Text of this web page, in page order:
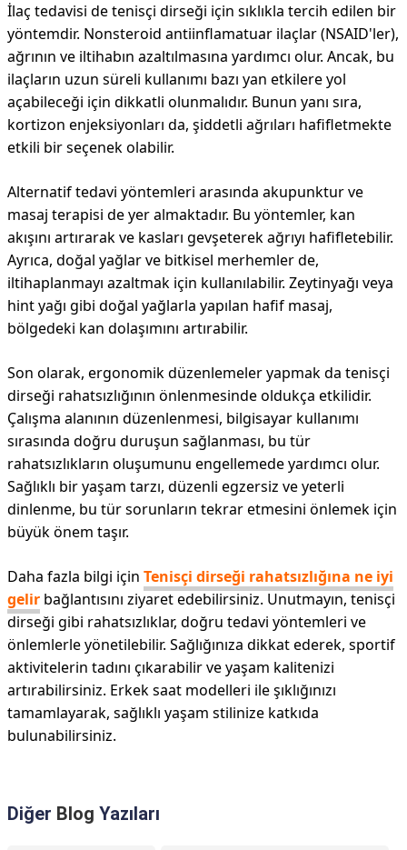
İlaç tedavisi de tenisçi dirseği için sıklıkla tercih edilen bir
yöntemdir. Nonsteroid antiinflamatuar ilaçlar (NSAID'ler),
ağrının ve iltihabın azaltılmasına yardımcı olur. Ancak, bu
ilaçların uzun süreli kullanımı bazı yan etkilere yol
açabileceği için dikkatli olunmalıdır. Bunun yanı sıra,
kortizon enjeksiyonları da, şiddetli ağrıları hafifletmekte
etkili bir seçenek olabilir.
Alternatif tedavi yöntemleri arasında akupunktur ve
masaj terapisi de yer almaktadır. Bu yöntemler, kan
akışını artırarak ve kasları gevşeterek ağrıyı hafifletebilir.
Ayrıca, doğal yağlar ve bitkisel merhemler de,
iltihaplanmayı azaltmak için kullanılabilir. Zeytinyağı veya
hint yağı gibi doğal yağlarla yapılan hafif masaj,
bölgedeki kan dolaşımını artırabilir.
Son olarak, ergonomik düzenlemeler yapmak da tenisçi
dirseği rahatsızlığının önlenmesinde oldukça etkilidir.
Çalışma alanının düzenlenmesi, bilgisayar kullanımı
sırasında doğru duruşun sağlanması, bu tür
rahatsızlıkların oluşumunu engellemede yardımcı olur.
Sağlıklı bir yaşam tarzı, düzenli egzersiz ve yeterli
dinlenme, bu tür sorunların tekrar etmesini önlemek için
büyük önem taşır.
Daha fazla bilgi için Tenisçi dirseği rahatsızlığına ne iyi
gelir bağlantısını ziyaret edebilirsiniz. Unutmayın, tenisçi
dirseği gibi rahatsızlıklar, doğru tedavi yöntemleri ve
önlemlerle yönetilebilir. Sağlığınıza dikkat ederek, sportif
aktivitelerin tadını çıkarabilir ve yaşam kalitenizi
artırabilirsiniz. Erkek saat modelleri ile şıklığınızı
tamamlayarak, sağlıklı yaşam stilinize katkıda
bulunabilirsiniz.
Diğer Blog Yazıları